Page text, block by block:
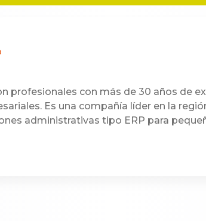
profesionales con más de 30 años de
Es una compañía líder en la
administrativas tipo ERP para